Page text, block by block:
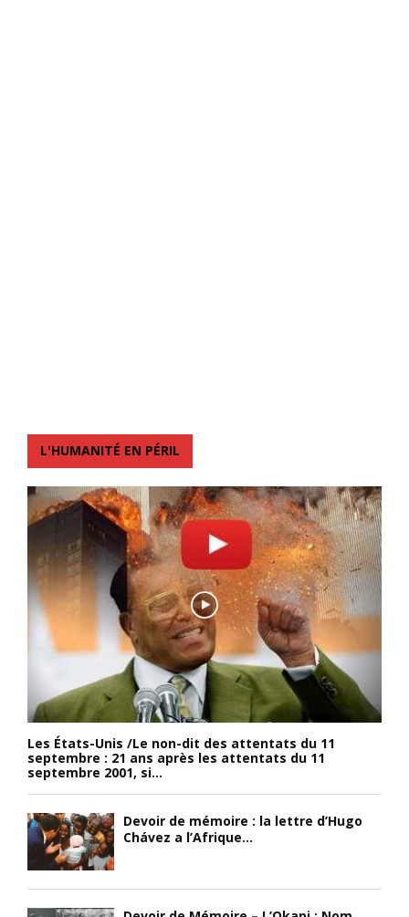
L'HUMANITÉ EN PÉRIL
Les États-Unis /Le non-dit des attentats du 11
septembre : 21 ans après les attentats du 11
septembre 2001, si...
Devoir de mémoire : la lettre d’Hugo
Chávez a l’Afrique...